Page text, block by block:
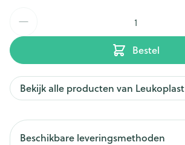
Bestel
Bekijk alle producten van Leukoplast
Beschikbare leveringsmethoden